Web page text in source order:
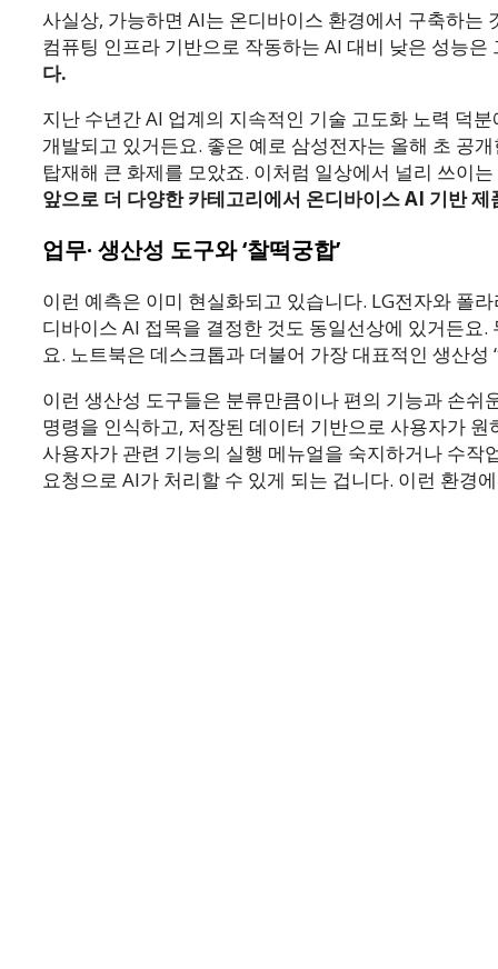
사실상, 가능하면 AI는 온디바이스 환경에서 구축하는
컴퓨팅 인프라 기반으로 작동하는 AI 대비 낮은 성능
다.
지난 수년간 AI 업계의 지속적인 기술 고도화 노력 덕
개발되고 있거든요. 좋은 예로 삼성전자는 올해 초 공
탑재해 큰 화제를 모았죠. 이처럼 일상에서 널리 쓰이
앞으로 더 다양한 카테고리에서 온디바이스 AI 기반
업무· 생산성 도구와 ‘찰떡궁합’
이런 예측은 이미 현실화되고 있습니다. LG전자와 폴
디바이스 AI 접목을 결정한 것도 동일선상에 있거든
요. 노트북은 데스크톱과 더불어 가장 대표적인 생산성
이런 생산성 도구들은 분류만큼이나 편의 기능과 손
명령을 인식하고, 저장된 데이터 기반으로 사용자가
사용자가 관련 기능의 실행 메뉴얼을 숙지하거나 수작
요청으로 AI가 처리할 수 있게 되는 겁니다. 이런 환경